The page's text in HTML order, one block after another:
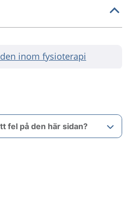
inom fysioterapi
fel på den här sidan?